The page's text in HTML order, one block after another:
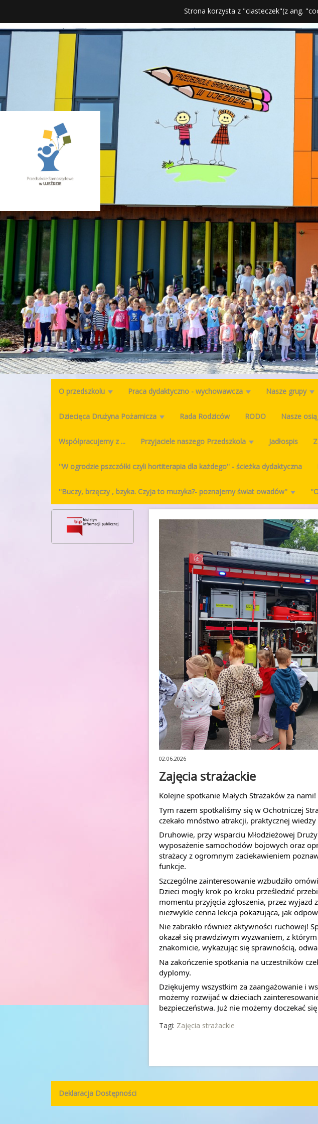
Strona korzysta z "ciasteczek"(z ang.
O przedszkolu Praca dydaktyczno - wychowawcza Nasze grupy
Dziecięca Drużyna Pożarnicza Rada Rodziców RODO Nasze
Współpracujemy z ... Przyjaciele naszego Przedszkola Jadłospis
''W ogrodzie pszczółki czyli hortiterapia dla każdego'' - ścieżka dydaktyczna
''Buczy, brzęczy , bzyka. Czyja to muzyka?- poznajemy świat owadów''
02.06.2026
Zajęcia strażackie
Kolejne spotkanie Małych Strażaków za nami!
Tym razem spotkaliśmy się w Ochotniczej
czekało mnóstwo atrakcji, praktycznej
Druhowie, przy wsparciu Młodzieżowej
wyposażenie samochodów bojowych oraz
strażacy z ogromnym zaciekawieniem
funkcje.
Szczególne zainteresowanie wzbudziło
Dzieci mogły krok po kroku prześledzić
momentu przyjęcia zgłoszenia, przez wyjazd
niezwykle cenna lekcja pokazująca, jak
Nie zabrakło również aktywności ruchowej!
okazał się prawdziwym wyzwaniem, z
znakomicie, wykazując się sprawnością,
Na zakończenie spotkania na uczestników
dyplomy.
Dziękujemy wszystkim za zaangażowanie i
możemy rozwijać w dzieciach
bezpieczeństwa. Już nie możemy doczekać
Tagi: Zajęcia strażackie
Deklaracja Dostępności